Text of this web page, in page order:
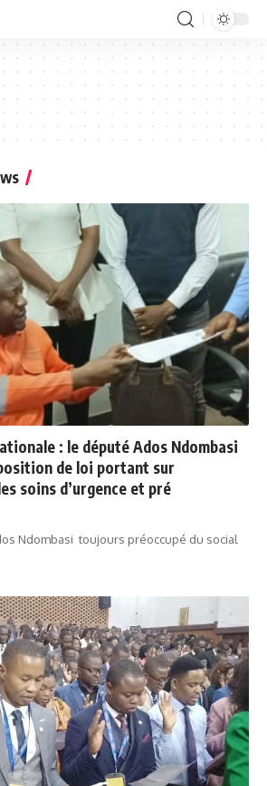
: le député Ados Ndombasi
de loi portant sur
soins d’urgence et pré
Ndombasi toujours préoccupé du social